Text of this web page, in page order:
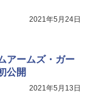
2021年5月24日
アームズ・ガー
公開
2021年5月13日